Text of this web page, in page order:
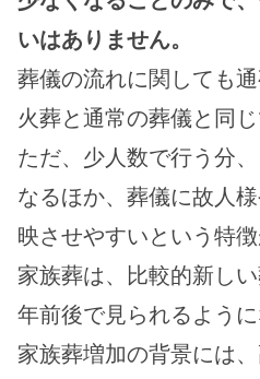
いはありません。
葬儀の流れに関しても通
火葬と通常の葬儀と同じ
ただ、少人数で行う分
なるほか、葬儀に故人
映させやすいという特徴
家族葬は、比較的新し
年前後で見られるように
家族葬増加の背景には